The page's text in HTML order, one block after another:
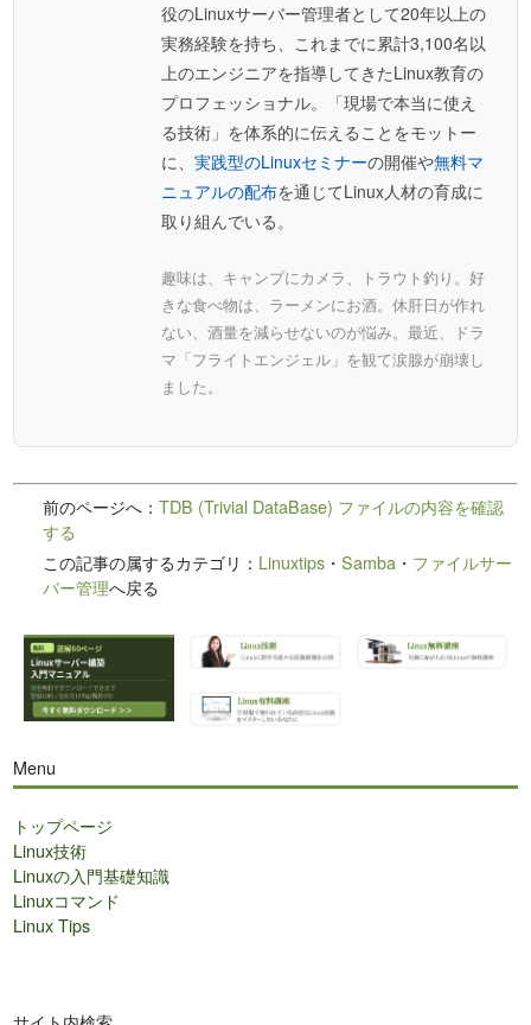
役のLinuxサーバー管理者として20年以上の
実務経験を持ち、これまでに累計3,100名以
上のエンジニアを指導してきたLinux教育の
プロフェッショナル。「現場で本当に使え
る技術」を体系的に伝えることをモットー
に、実践型のLinuxセミナーの開催や無料マ
ニュアルの配布を通じてLinux人材の育成に
取り組んでいる。
趣味は、キャンプにカメラ、トラウト釣り。好
きな食べ物は、ラーメンにお酒。休肝日が作れ
ない、酒量を減らせないのが悩み。最近、ドラ
マ「フライトエンジェル」を観て涙腺が崩壊し
ました。
前のページへ：TDB (Trivial DataBase) ファイルの内容を確認
する
この記事の属するカテゴリ： Linuxtips ・Samba ・ ファイルサー
バー管理へ戻る
Menu
トップページ
Linux技術
Linuxの入門基礎知識
Linuxコマンド
Linux Tips